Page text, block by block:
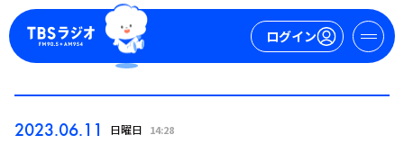
ログイン
2023.06.11 日曜日 14:28